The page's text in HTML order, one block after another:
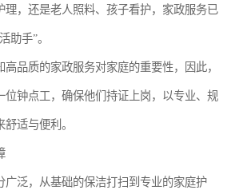
理，还是老人照料、孩子看护，家政服务已
助手”。
品质的家政服务对家庭的重要性，因此，
位钟点工，确保他们持证上岗，以专业、规
适与便利。
广泛，从基础的保洁打扫到专业的家庭护